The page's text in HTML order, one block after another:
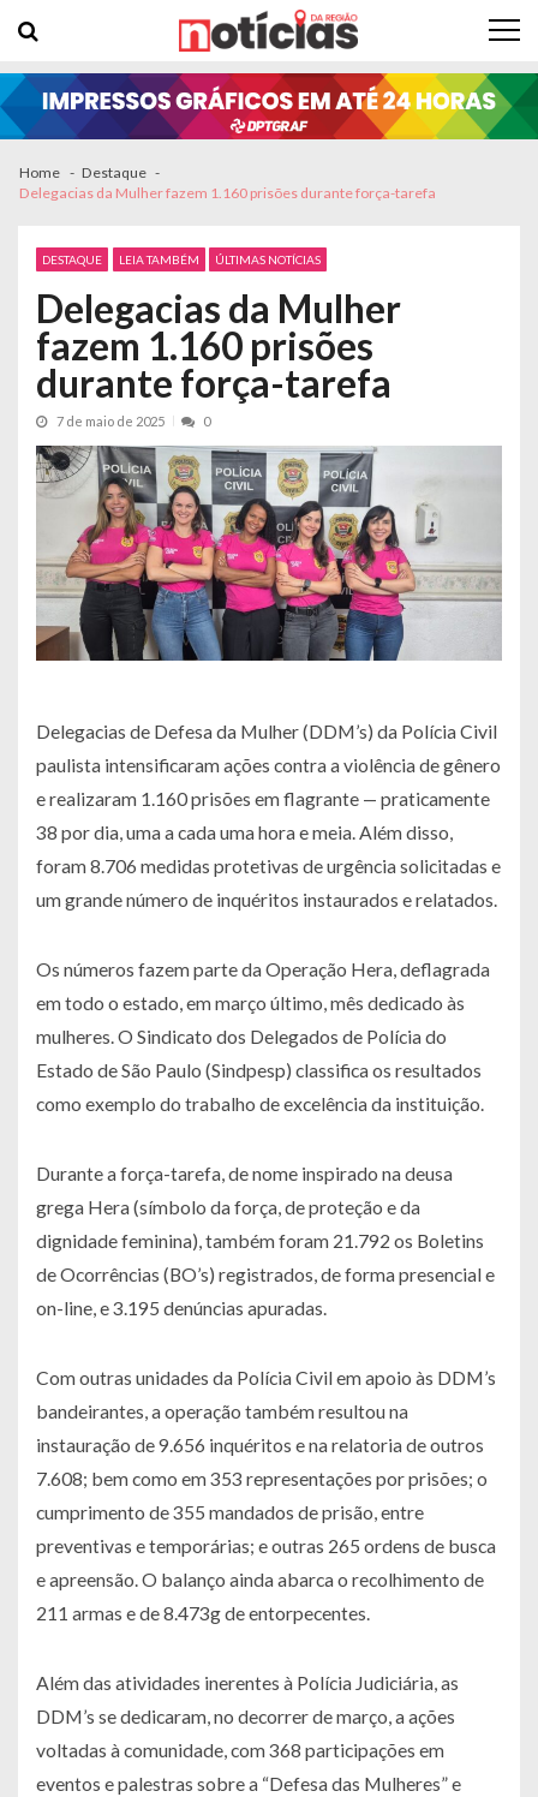
Home
Destaque
Delegacias da Mulher fazem 1.160 prisões durante força-tarefa
DESTAQUE LEIA TAMBÉM ÚLTIMAS NOTÍCIAS
Delegacias da Mulher
fazem 1.160 prisões
durante força-tarefa
7 de maio de 2025 0
Delegacias de Defesa da Mulher (DDM’s) da Polícia Civil
paulista intensificaram ações contra a violência de gênero
e realizaram 1.160 prisões em flagrante — praticamente
38 por dia, uma a cada uma hora e meia. Além disso,
foram 8.706 medidas protetivas de urgência solicitadas e
um grande número de inquéritos instaurados e relatados.
Os números fazem parte da Operação Hera, deflagrada
em todo o estado, em março último, mês dedicado às
mulheres. O Sindicato dos Delegados de Polícia do
Estado de São Paulo (Sindpesp) classifica os resultados
como exemplo do trabalho de excelência da instituição.
Durante a força-tarefa, de nome inspirado na deusa
grega Hera (símbolo da força, de proteção e da
dignidade feminina), também foram 21.792 os Boletins
de Ocorrências (BO’s) registrados, de forma presencial e
on-line, e 3.195 denúncias apuradas.
Com outras unidades da Polícia Civil em apoio às DDM’s
bandeirantes, a operação também resultou na
instauração de 9.656 inquéritos e na relatoria de outros
7.608; bem como em 353 representações por prisões; o
cumprimento de 355 mandados de prisão, entre
preventivas e temporárias; e outras 265 ordens de busca
e apreensão. O balanço ainda abarca o recolhimento de
211 armas e de 8.473g de entorpecentes.
Além das atividades inerentes à Polícia Judiciária, as
DDM’s se dedicaram, no decorrer de março, a ações
voltadas à comunidade, com 368 participações em
eventos e palestras sobre a “Defesa das Mulheres” e